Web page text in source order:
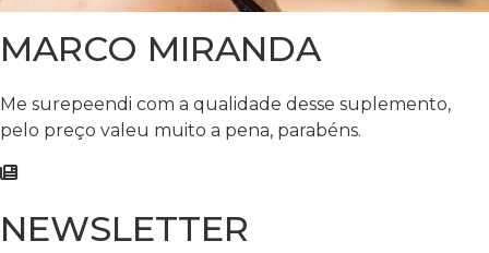
MARCO MIRANDA
Me surepeendi com a qualidade desse suplemento,
pelo preço valeu muito a pena, parabéns.
NEWSLETTER